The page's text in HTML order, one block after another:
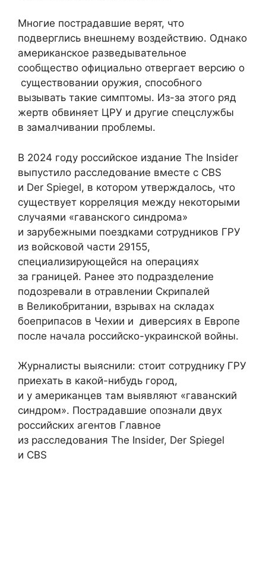
Многие пострадавшие верят, что
подверглись внешнему воздействию. Однако
американское разведывательное
сообщество официально отвергает версию о
существовании оружия, способного
вызывать такие симптомы. Из-за этого ряд
жертв обвиняет ЦРУ и другие спецслужбы
в замалчивании проблемы.
В 2024 году российское издание The Insider
выпустило расследование вместе с CBS
и Der Spiegel, в котором утверждалось, что
существует корреляция между некоторыми
случаями «гаванского синдрома»
и зарубежными поездками сотрудников ГРУ
из войсковой части 29155,
специализирующейся на операциях
за границей. Ранее это подразделение
подозревали в отравлении Скрипалей
в Великобритании, взрывах на складах
боеприпасов в Чехии и диверсиях в Европе
после начала российско-украинской войны.
Журналисты выяснили: стоит сотруднику ГРУ
приехать в какой-нибудь город,
и у американцев там выявляют «гаванский
синдром». Пострадавшие опознали двух
российских агентов Главное
из расследования The Insider, Der Spiegel
и CBS